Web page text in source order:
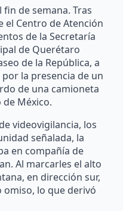
de semana. Tras
el Centro de Atención
de la Secretaría
de Querétaro
de la República, a
la presencia de un
de una camioneta
de México.
videovigilancia, los
señalada, la
en compañía de
Al marcarles el alto
en dirección sur,
lo que derivó